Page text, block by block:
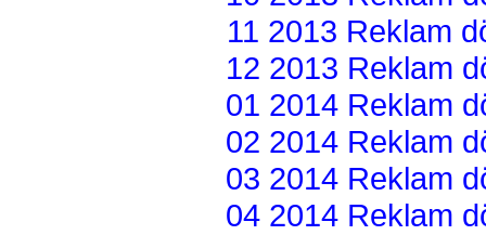
11 2013 Reklam
12 2013 Reklam
01 2014 Reklam
02 2014 Reklam
03 2014 Reklam
04 2014 Reklam